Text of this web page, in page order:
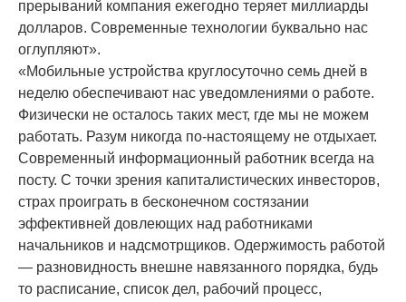
прерываний компания ежегодно теряет миллиарды
долларов. Современные технологии буквально нас
оглупляют».
«Мобильные устройства круглосуточно семь дней в
неделю обеспечивают нас уведомлениями о работе.
Физически не осталось таких мест, где мы не можем
работать. Разум никогда по-настоящему не отдыхает.
Современный информационный работник всегда на
посту. С точки зрения капиталистических инвесторов,
страх проиграть в бесконечном состязании
эффективней довлеющих над работниками
начальников и надсмотрщиков. Одержимость работой
— разновидность внешне навязанного порядка, будь
то расписание, список дел, рабочий процесс,